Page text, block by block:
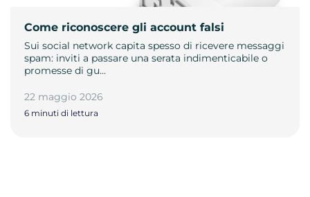
Come riconoscere gli account falsi
Sui social network capita spesso di ricevere messaggi
spam: inviti a passare una serata indimenticabile o
promesse di gu…
22 maggio 2026
6 minuti di lettura